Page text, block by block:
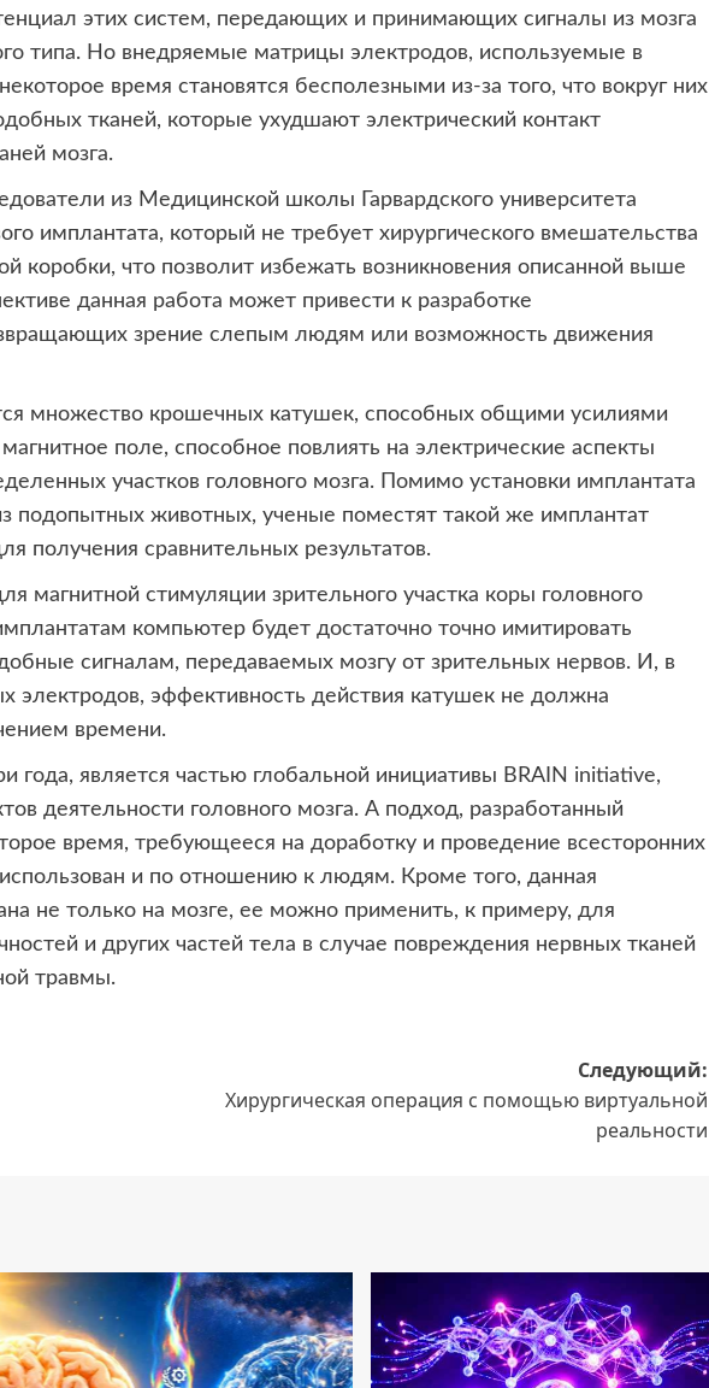
этих систем, передающих и принимающих сигналы из мозга
типа. Но внедряемые матрицы электродов, используемые в
время становятся бесполезными из-за того, что вокруг них
тканей, которые ухудшают электрический контакт
мозга.
из Медицинской школы Гарвардского университета
имплантата, который не требует хирургического вмешательства
коробки, что позволит избежать возникновения описанной выше
данная работа может привести к разработке
зрение слепым людям или возможность движения
множество крошечных катушек, способных общими усилиями
поле, способное повлиять на электрические аспекты
участков головного мозга. Помимо установки имплантата
подопытных животных, ученые поместят такой же имплантат
получения сравнительных результатов.
магнитной стимуляции зрительного участка коры головного
компьютер будет достаточно точно имитировать
сигналам, передаваемых мозгу от зрительных нервов. И, в
электродов, эффективность действия катушек не должна
времени.
года, является частью глобальной инициативы BRAIN initiative,
деятельности головного мозга. А подход, разработанный
время, требующееся на доработку и проведение всесторонних
и по отношению к людям. Кроме того, данная
не только на мозге, ее можно применить, к примеру, для
и других частей тела в случае повреждения нервных тканей
травмы.
Следующий:
Хирургическая операция с помощью виртуальной
реальности